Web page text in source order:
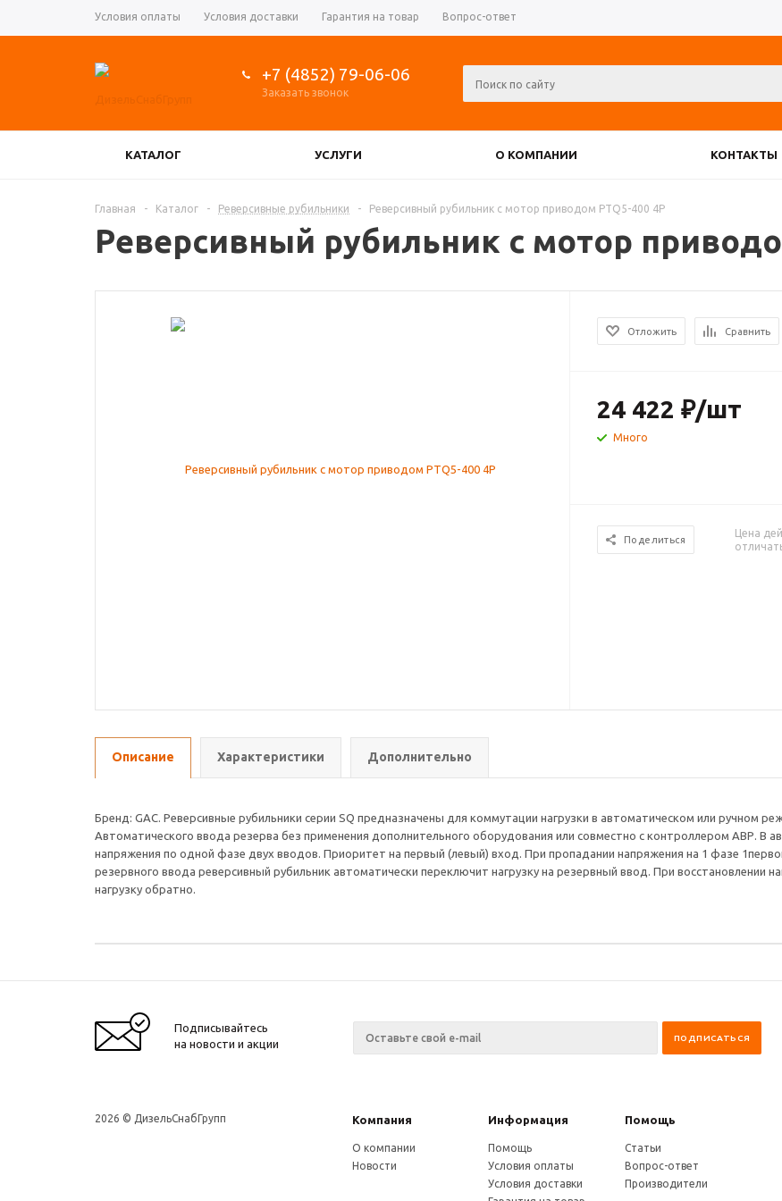
Условия оплаты Условия доставки Гарантия на товар Вопрос-ответ
+7 (4852) 79-06-06
Заказать звонок
КАТАЛОГ УСЛУГИ О КОМПАНИИ КОНТАКТЫ
КОНТРОЛЛЕРЫ УПРАВЛЕНИЯ ГЕНЕРАТОРОМ РЕВЕРСИВНЫЕ РУБИЛЬНИКИ
РЕГУЛЯТОРЫ ОБОРОТОВ ДВИГАТЕЛЯ, АКТУАТОРЫ ДИОДНЫЕ МОСТЫ
Главная - Каталог - Реверсивные рубильники - Реверсивный рубильник с мотор приводом PTQ5-400 4P
Реверсивный рубильник с мотор
Отложить Сравнить
24 422 ₽/шт
Много
Поделиться
Цена
Описание Характеристики Дополнительно
Бренд: GAC. Реверсивные рубильники серии SQ предназначены для коммутации нагрузки в автоматическом или ручном
Автоматического ввода резерва без применения дополнительного оборудования или совместно с контроллером АВР. В
напряжения по одной фазе двух вводов. Приоритет на первый (левый) вход. При пропадании напряжения на 1 фазе
резервного ввода реверсивный рубильник автоматически переключит нагрузку на резервный ввод. При восстановлении
нагрузку обратно.
Подписывайтесь
на новости и акции
2026 © ДизельСнабГрупп Компания Информация Помощь
О компании
Новости
Помощь
Условия оплаты
Условия доставки
Статьи
Вопрос-ответ
Производители